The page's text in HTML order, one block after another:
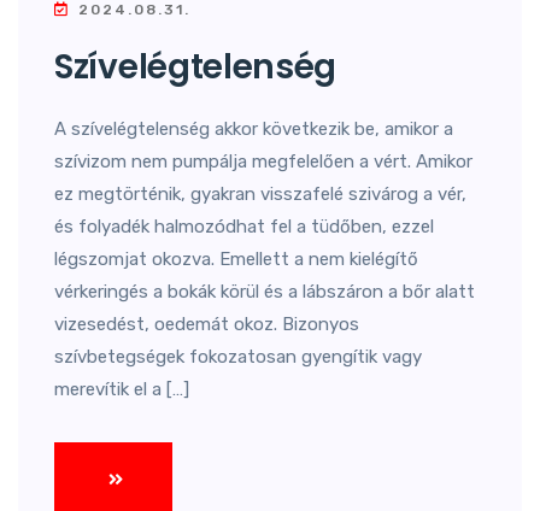
2024.08.31.
Szívelégtelenség
A szívelégtelenség akkor következik be, amikor a
szívizom nem pumpálja megfelelően a vért. Amikor
ez megtörténik, gyakran visszafelé szivárog a vér,
és folyadék halmozódhat fel a tüdőben, ezzel
légszomjat okozva. Emellett a nem kielégítő
vérkeringés a bokák körül és a lábszáron a bőr alatt
vizesedést, oedemát okoz. Bizonyos
szívbetegségek fokozatosan gyengítik vagy
merevítik el a […]